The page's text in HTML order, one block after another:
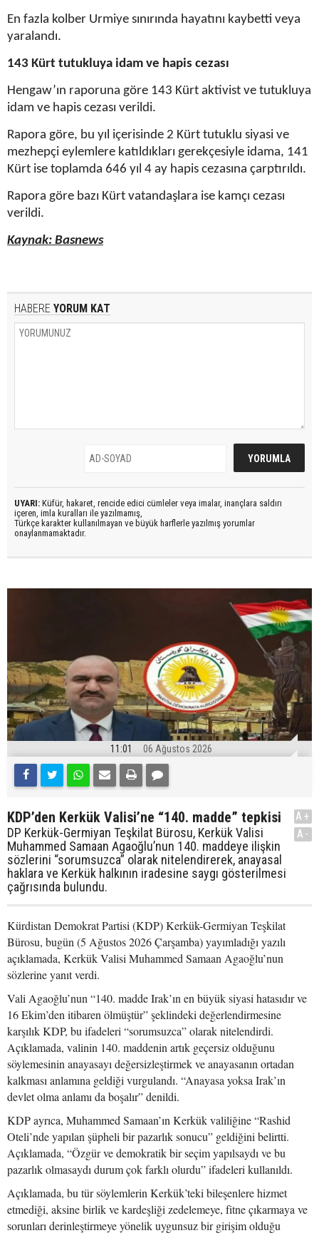
En fazla kolber Urmiye sınırında hayatını kaybetti veya
yaralandı.
143 Kürt tutukluya idam ve hapis cezası
Hengaw’ın raporuna göre 143 Kürt aktivist ve tutukluya
idam ve hapis cezası verildi.
Rapora göre, bu yıl içerisinde 2 Kürt tutuklu siyasi ve
mezhepçi eylemlere katıldıkları gerekçesiyle idama, 141
Kürt ise toplamda 646 yıl 4 ay hapis cezasına çarptırıldı.
Rapora göre bazı Kürt vatandaşlara ise kamçı cezası
verildi.
Kaynak: Basnews
HABERE YORUM KAT
UYARI: Küfür, hakaret, rencide edici cümleler veya imalar, inançlara saldırı
içeren, imla kuralları ile yazılmamış,
Türkçe karakter kullanılmayan ve büyük harflerle yazılmış yorumlar
onaylanmamaktadır.
11:01 06 Ağustos 2026
KDP’den Kerkük Valisi’ne “140. madde” tepkisi
DP Kerkük-Germiyan Teşkilat Bürosu, Kerkük Valisi
Muhammed Samaan Agaoğlu’nun 140. maddeye ilişkin
sözlerini “sorumsuzca” olarak nitelendirerek, anayasal
haklara ve Kerkük halkının iradesine saygı gösterilmesi
çağrısında bulundu.
A+
A-
Kürdistan Demokrat Partisi (KDP) Kerkük-Germiyan Teşkilat
Bürosu, bugün (5 Ağustos 2026 Çarşamba) yayımladığı yazılı
açıklamada, Kerkük Valisi Muhammed Samaan Agaoğlu’nun
sözlerine yanıt verdi.
Vali Agaoğlu’nun “140. madde Irak’ın en büyük siyasi hatasıdır ve
16 Ekim’den itibaren ölmüştür” şeklindeki değerlendirmesine
karşılık KDP, bu ifadeleri “sorumsuzca” olarak nitelendirdi.
Açıklamada, valinin 140. maddenin artık geçersiz olduğunu
söylemesinin anayasayı değersizleştirmek ve anayasanın ortadan
kalkması anlamına geldiği vurgulandı. “Anayasa yoksa Irak’ın
devlet olma anlamı da boşalır” denildi.
KDP ayrıca, Muhammed Samaan’ın Kerkük valiliğine “Rashid
Oteli’nde yapılan şüpheli bir pazarlık sonucu” geldiğini belirtti.
Açıklamada, “Özgür ve demokratik bir seçim yapılsaydı ve bu
pazarlık olmasaydı durum çok farklı olurdu” ifadeleri kullanıldı.
Açıklamada, bu tür söylemlerin Kerkük’teki bileşenlere hizmet
etmediği, aksine birlik ve kardeşliği zedelemeye, fitne çıkarmaya ve
sorunları derinleştirmeye yönelik uygunsuz bir girişim olduğu